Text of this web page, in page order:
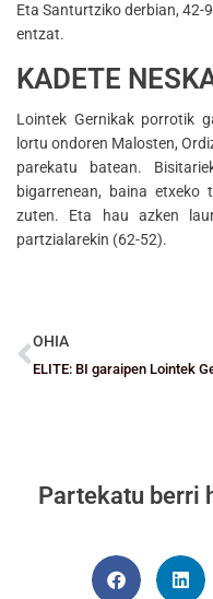
Eta Santurtziko derbian, 42-
entzat.
KADETE
Lointek Gernikak porrotik
lortu ondoren Malosten,
parekatu batean.
bigarrenean, baina etxeko
zuten. Eta hau azken
partzialarekin (62-52).
OHIA
Partekatu berri